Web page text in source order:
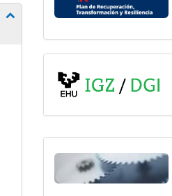
Mostrar/ocultar subpáginas